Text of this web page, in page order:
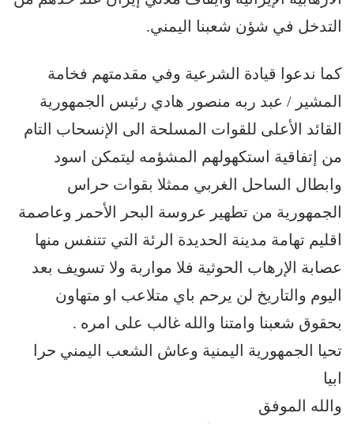
التدخل في شؤن شعبنا اليمني.
كما ندعوا قيادة الشرعية وفي مقدمتهم فخامة
المشير / عبد ربه منصور هادي رئيس الجمهورية
القائد الأعلى للقوات المسلحة الى الإنسحاب التام
من إتفاقية استكهولهم المشؤمه ليتمكن اسود
وابطال الساحل الغربي ممثلا بقوات حراس
الجمهورية من تطهير عروسة البحر الأحمر وعاصمة
اقليم تهامة مدينة الحديدة الرئة التي تتنفس منها
عصابة الإرهاب الحوثية فلا مواربة ولا تسويف بعد
اليوم والتاريخ لن يرحم باي متلاعب او متهاون
بحقوق شعبنا وامتنا والله غالب على امره .
تحيا الجمهورية اليمنية وعاش الشعب اليمني حرا
ابيا
والله الموفق